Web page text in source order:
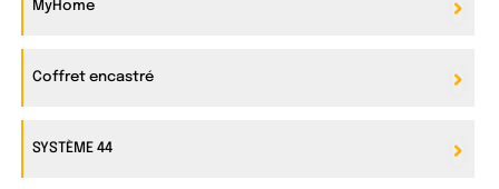
MyHome
Coffret encastré
SYSTÈME 44